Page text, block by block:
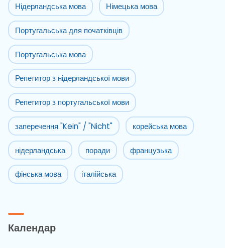
Нідерландська мова Німецька мова
Португальська для початківців
Португальська мова
Репетитор з нідерландської мови
Репетитор з португальської мови
заперечення "Kein" / "Nicht" корейська мова
нідерландська поради французька
фінська мова італійська
Календар